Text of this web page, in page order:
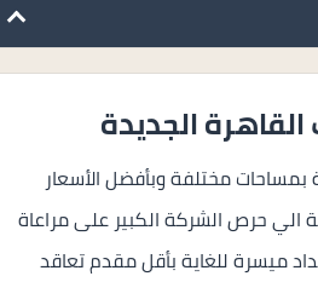
الجديدة
مختلفة وبأفضل الأسعار
الي حرص الشركة الكبير على مراعاة
ميسرة للغاية بأقل مقدم تعاقد